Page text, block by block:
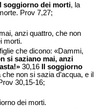
soggiorno dei morti, la
Prov 7,27;
anzi quattro, che non
morti.
che dicono: «Dammi,
si saziano mai, anzi
30,16
Il soggiorno
non si sazia d’acqua, e il
30,15-16;
dei morti.